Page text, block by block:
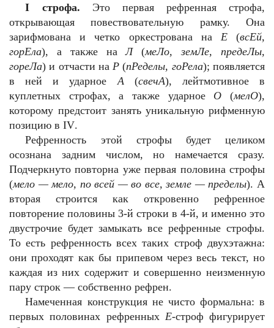
I строфа. Это первая рефренная строфа,
открывающая повествовательную рамку. Она
зарифмована и четко оркестрована на Е(всЕй,
горЕла), а также наЛ(меЛо, земЛе, предеЛы,
гореЛа) и отчасти наР(пРеделы, гоРела); появляется
в ней и ударноеА(свечА), лейтмотивное в
куплетных строфах, а также ударноеО(мелО),
которому предстоит занять уникальную рифменную
позицию в IV.
Рефренность этой строфы будет целиком
осознана задним числом, но намечается сразу.
Подчеркнуто повторна уже первая половина строфы
(мело — мело, по всей — во все, земле — пределы). А
вторая строится как откровенно рефренное
повторение половины 3-й строки в 4-й, и именно это
двустрочие будет замыкать все рефренные строфы.
То есть рефренность всех таких строф двухэтажна:
они проходят как бы припевом через весь текст, но
каждая из них содержит и совершенно неизменную
пару строк — собственно рефрен.
Намеченная конструкция не чисто формальна: в
первых половинах рефренных Е-строф фигурирует